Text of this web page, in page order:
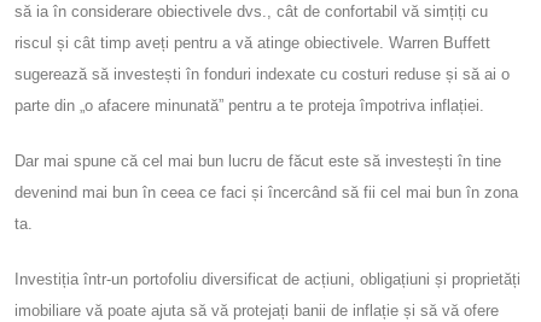
să ia în considerare obiectivele dvs., cât de confortabil vă simțiți cu
riscul și cât timp aveți pentru a vă atinge obiectivele. Warren Buffett
sugerează să investești în fonduri indexate cu costuri reduse și să ai o
parte din „o afacere minunată” pentru a te proteja împotriva inflației.
Dar mai spune că cel mai bun lucru de făcut este să investești în tine
devenind mai bun în ceea ce faci și încercând să fii cel mai bun în zona
ta.
Investiția într-un portofoliu diversificat de acțiuni, obligațiuni și proprietăți
imobiliare vă poate ajuta să vă protejați banii de inflație și să vă ofere